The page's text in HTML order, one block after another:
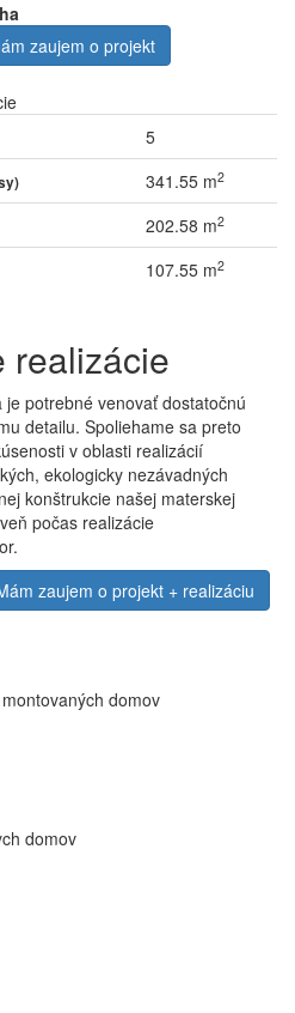
zaujem o projekt
5
341.55 m2
202.58 m2
107.55 m2
realizácie
potrebné venovať dostatočnú
detailu. Spoliehame sa preto
v oblasti realizácií
ekologicky nezávadných
konštrukcie našej materskej
počas realizácie
zaujem o projekt + realizáciu
domov
domov